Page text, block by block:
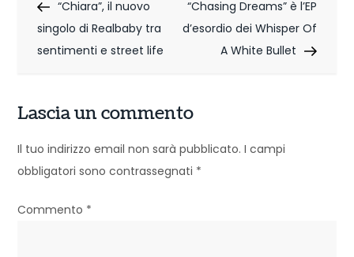
a
v
g
a
z
i
Post“Chiara”, il nuovo
singolo di Realbaby tra
sentimenti e street life
Post
“Chasing Dreams” è l’EP
d’esordio dei Whisper Of
A White Bullet
Lascia un commento
Il tuo indirizzo email non sarà pubblicato. I campi
obbligatori sono contrassegnati *
Commento *